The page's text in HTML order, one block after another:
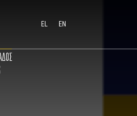
EL EN